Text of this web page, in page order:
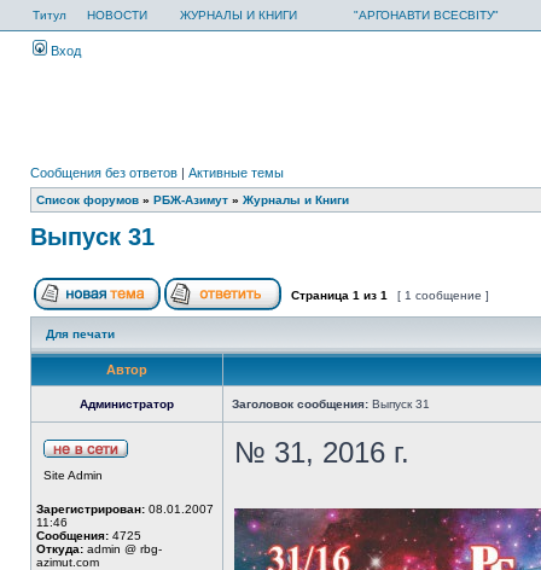
Титул НОВОСТИ ЖУРНАЛЫ И КНИГИ "АРГОНАВТИ ВСЕСВІТУ"
Вход
Сообщения без ответов | Активные темы
Список форумов » РБЖ-Азимут » Журналы и Книги
Выпуск 31
Страница 1 из 1 [ 1 сообщение ]
Для печати
Автор
Администратор Заголовок сообщения: Выпуск 31
Site Admin
Зарегистрирован: 08.01.2007
11:46
Сообщения: 4725
Откуда: admin @ rbg-
azimut.com
№ 31, 2016 г.